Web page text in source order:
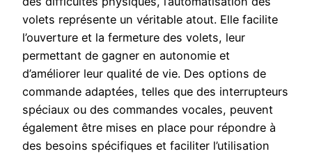
volets représente un véritable atout. Elle facilite
l’ouverture et la fermeture des volets, leur
permettant de gagner en autonomie et
d’améliorer leur qualité de vie. Des options de
commande adaptées, telles que des interrupteurs
spéciaux ou des commandes vocales, peuvent
également être mises en place pour répondre à
des besoins spécifiques et faciliter l’utilisation